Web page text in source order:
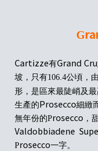
G
Cartizze有Grand Cru
坡，只有106.4公頃，由
形，是區來最陡峭及
生產的Prosecco細緻
無年份的Prosecco ，
Valdobbiadene
Prosecco一字。